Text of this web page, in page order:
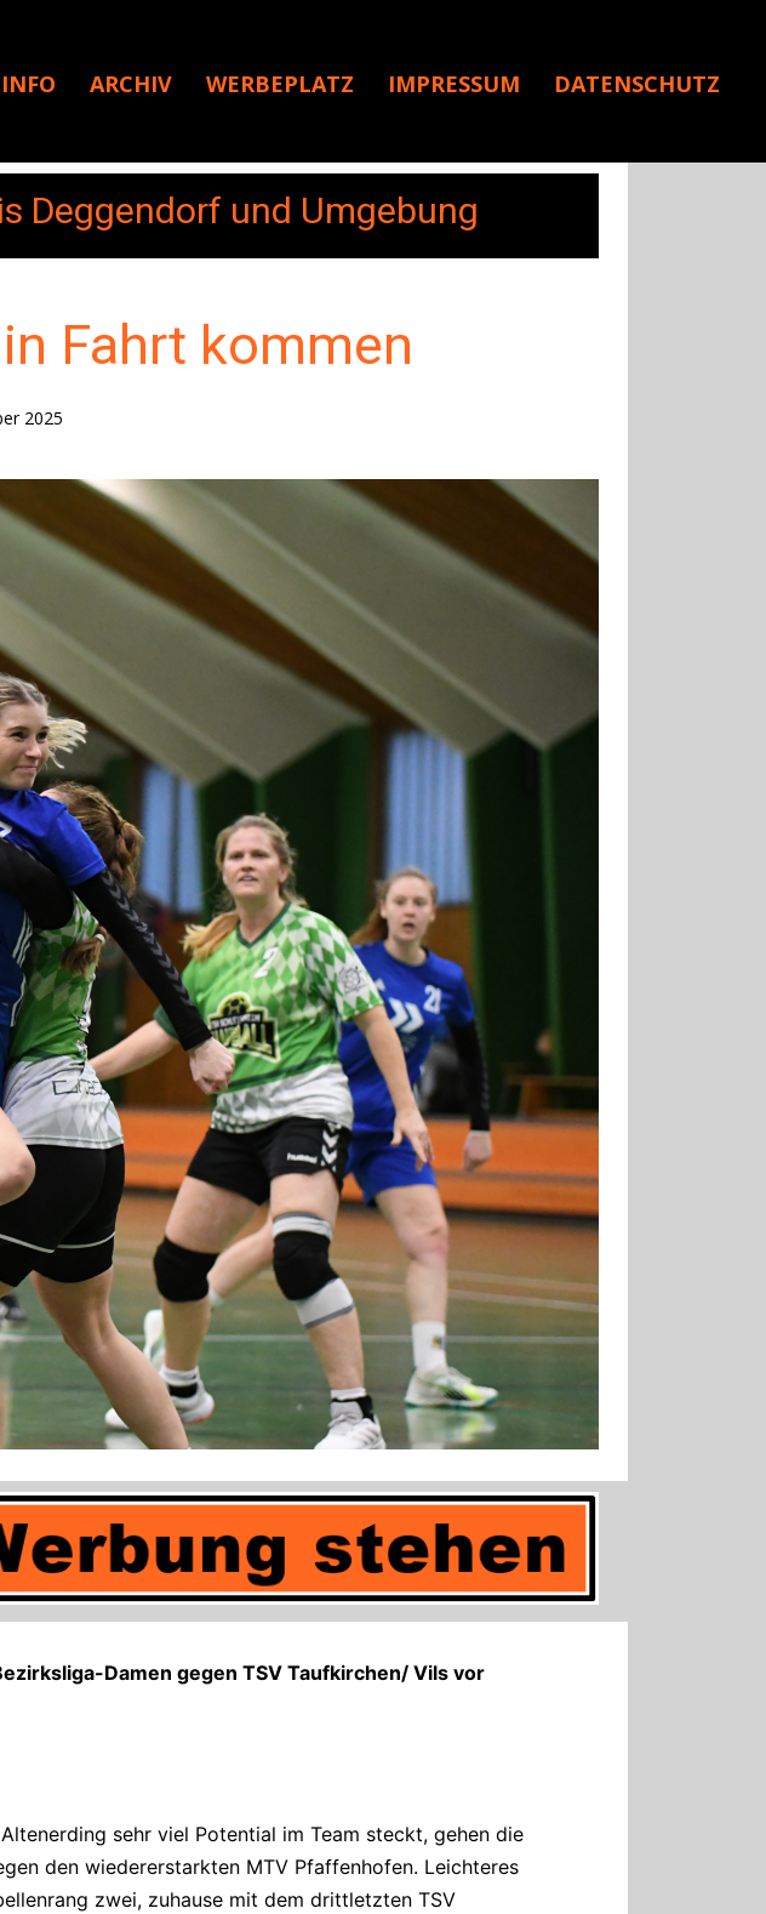
ARCHIV WERBEPLATZ IMPRESSUM DATENSCHUTZ
Deggendorf und Umgebung
Fahrt kommen
2025
Damen gegen TSV Taufkirchen/ Vils vor
sehr viel Potential im Team steckt, gehen die
den wiedererstarkten MTV Pfaffenhofen. Leichteres
zwei, zuhause mit dem drittletzten TSV